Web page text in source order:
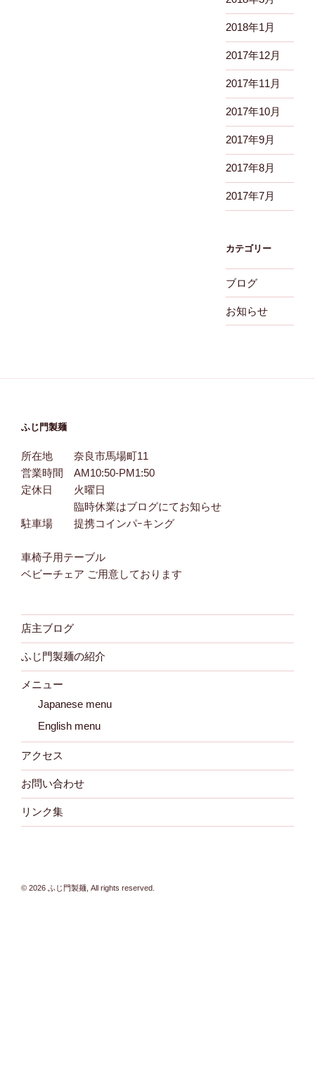
2018年1月
2017年12月
2017年11月
2017年10月
2017年9月
2017年8月
2017年7月
カテゴリー
ブログ
お知らせ
ふじ門製麺
所在地 奈良市馬場町11
営業時間 AM10:50-PM1:50
定休日 火曜日
臨時休業はブログにてお知らせ
駐車場 提携コインパｰキング
車椅子用テーブル
ベビーチェア ご用意しております
店主ブログ
ふじ門製麺の紹介
メニュー
Japanese menu
English menu
アクセス
お問い合わせ
リンク集
© 2026 ふじ門製麺, All rights reserved.